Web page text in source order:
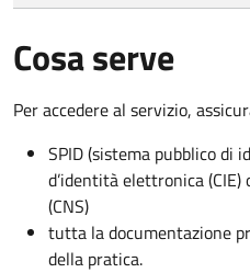
Cosa serve
Per accedere al servizio,
SPID (sistema pubblico di
d’identità elettronica
(CNS)
tutta la documentazione
della pratica.